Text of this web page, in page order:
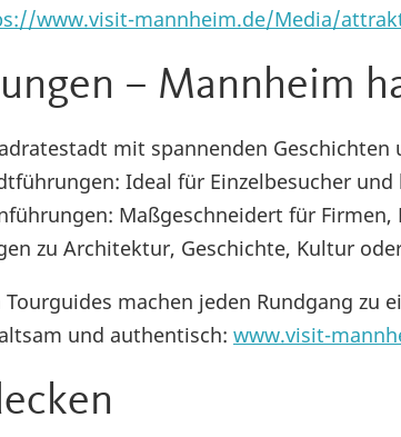
www.visit-mannheim.de/Media/
– Mannheim
mit spannenden Geschichten
Ideal für Einzelbesucher und
Maßgeschneidert für Firmen,
zu Architektur, Geschichte, Kultur
machen jeden Rundgang zu
und authentisch: www.visit-